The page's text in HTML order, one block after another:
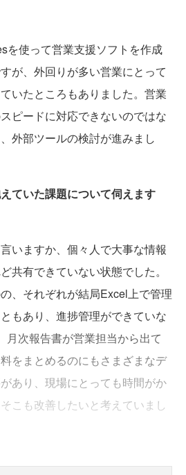
を使って営業支援ソフトを作成
が、外回りが多い営業にとって
いたところもありました。営業
ピードに対応できないのではな
外部ツールの検討が進みまし
ていた課題について伺えます
いますか、個々人で大事な情報
共有できていない状態でした。
、それぞれが結局Excel上で管理
もあり、進捗管理ができていな
月次報告書が営業担当から出て
をまとめるのにもさまざまなデ
あり、現場にとっても時間がか
こも改善したいと考えていまし